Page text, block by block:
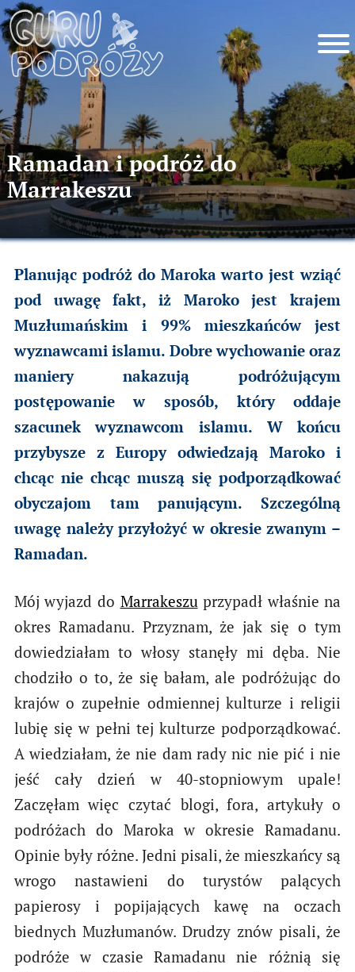
Ramadan i podróż do
Marrakeszu
Planując podróż do Maroka warto jest wziąć
pod uwagę fakt, iż Maroko jest krajem
Muzłumańskim i 99% mieszkańców jest
wyznawcami islamu. Dobre wychowanie oraz
maniery nakazują podróżującym
postępowanie w sposób, który oddaje
szacunek wyznawcom islamu. W końcu
przybysze z Europy odwiedzają Maroko i
chcąc nie chcąc muszą się podporządkować
obyczajom tam panującym. Szczególną
uwagę należy przyłożyć w okresie zwanym –
Ramadan.
Mój wyjazd do Marrakeszuprzypadł właśnie na
okres Ramadanu. Przyznam, że jak się o tym
dowiedziałam to włosy stanęły mi dęba. Nie
chodziło o to, że się bałam, ale podróżując do
krajów o zupełnie odmiennej kulturze i religii
lubię się w pełni tej kulturze podporządkować.
A wiedziałam, że nie dam rady nic nie pić i nie
jeść cały dzień w 40-stopniowym upale!
Zaczęłam więc czytać blogi, fora, artykuły o
podróżach do Maroka w okresie Ramadanu.
Opinie były różne. Jedni pisali, że mieszkańcy są
wrogo nastawieni do turystów palących
papierosy i popijających kawę na oczach
biednych Muzłumanów. Drudzy znów pisali, że
podróże w czasie Ramadanu nie różnią się